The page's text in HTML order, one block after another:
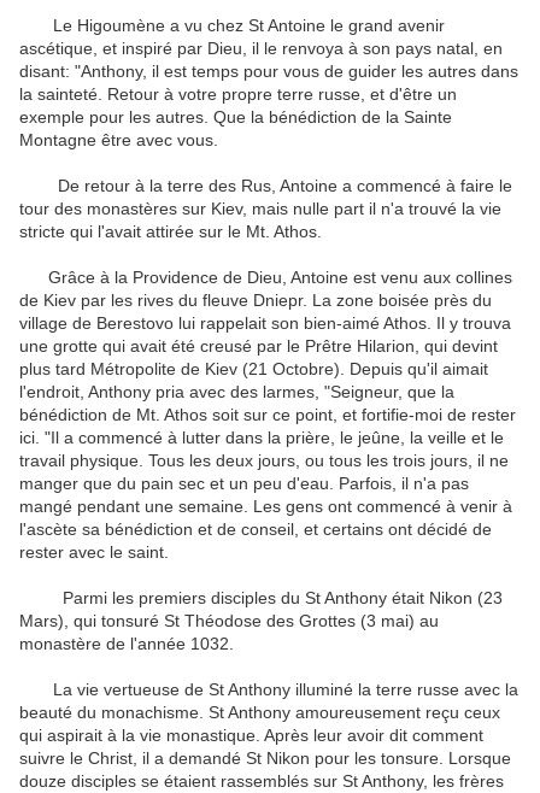
Le Higoumène a vu chez St Antoine le grand avenir
ascétique, et inspiré par Dieu, il le renvoya à son pays natal, en
disant: "Anthony, il est temps pour vous de guider les autres dans
la sainteté. Retour à votre propre terre russe, et d'être un
exemple pour les autres. Que la bénédiction de la Sainte
Montagne être avec vous.
De retour à la terre des Rus, Antoine a commencé à faire le
tour des monastères sur Kiev, mais nulle part il n'a trouvé la vie
stricte qui l'avait attirée sur le Mt. Athos.
Grâce à la Providence de Dieu, Antoine est venu aux collines
de Kiev par les rives du fleuve Dniepr. La zone boisée près du
village de Berestovo lui rappelait son bien-aimé Athos. Il y trouva
une grotte qui avait été creusé par le Prêtre Hilarion, qui devint
plus tard Métropolite de Kiev (21 Octobre). Depuis qu'il aimait
l'endroit, Anthony pria avec des larmes, "Seigneur, que la
bénédiction de Mt. Athos soit sur ce point, et fortifie-moi de rester
ici. "Il a commencé à lutter dans la prière, le jeûne, la veille et le
travail physique. Tous les deux jours, ou tous les trois jours, il ne
manger que du pain sec et un peu d'eau. Parfois, il n'a pas
mangé pendant une semaine. Les gens ont commencé à venir à
l'ascète sa bénédiction et de conseil, et certains ont décidé de
rester avec le saint.
Parmi les premiers disciples du St Anthony était Nikon (23
Mars), qui tonsuré St Théodose des Grottes (3 mai) au
monastère de l'année 1032.
La vie vertueuse de St Anthony illuminé la terre russe avec la
beauté du monachisme. St Anthony amoureusement reçu ceux
qui aspirait à la vie monastique. Après leur avoir dit comment
suivre le Christ, il a demandé St Nikon pour les tonsure. Lorsque
douze disciples se étaient rassemblés sur St Anthony, les frères